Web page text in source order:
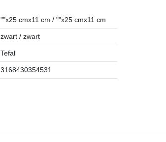
""x25 cmx11 cm / ""x25 cmx11 cm
zwart / zwart
Tefal
3168430354531